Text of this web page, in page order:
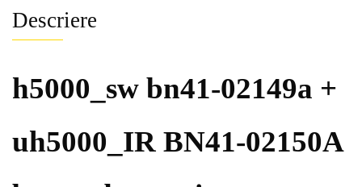
Descriere
h5000_sw bn41-02149a +
uh5000_IR BN41-02150A